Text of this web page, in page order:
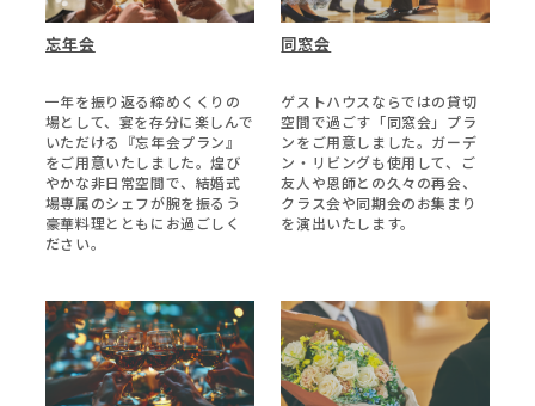
忘年会
一年を振り返る締めくくりの
場として、宴を存分に楽しんで
いただける『忘年会プラン』
をご用意いたしました。煌び
やかな非日常空間で、結婚式
場専属のシェフが腕を振るう
豪華料理とともにお過ごしく
ださい。
同窓会
ゲストハウスならではの貸切
空間で過ごす「同窓会」プラ
ンをご用意しました。ガーデ
ン・リビングも使用して、ご
友人や恩師との久々の再会、
クラス会や同期会のお集まり
を演出いたします。